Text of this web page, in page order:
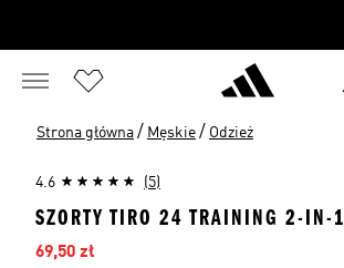
Strona główna / Męskie / Odzież
4.6 (5)
SZORTY TIRO 24 TRAINING 2-IN-1
Ceny na wyprzedaży
69,50 zł